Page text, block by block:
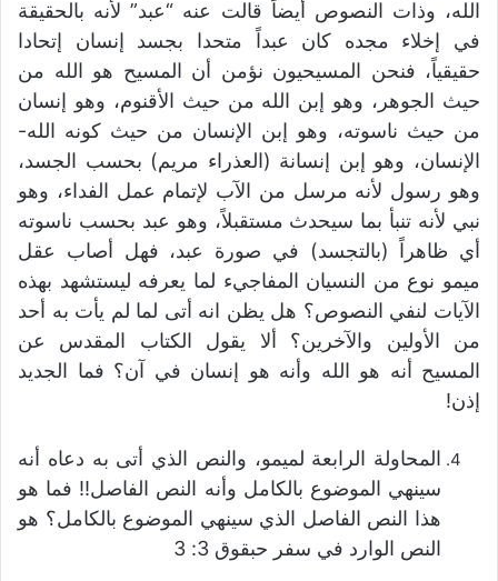
الله، وذات النصوص أيضاً قالت عنه “عبد” لأنه بالحقيقة
في إخلاء مجده كان عبداً متحدا بجسد إنسان إتحادا
حقيقياً، فنحن المسيحيون نؤمن أن المسيح هو الله من
حيث الجوهر، وهو إبن الله من حيث الأقنوم، وهو إنسان
من حيث ناسوته، وهو إبن الإنسان من حيث كونه الله-
الإنسان، وهو إبن إنسانة (العذراء مريم) بحسب الجسد،
وهو رسول لأنه مرسل من الآب لإتمام عمل الفداء، وهو
نبي لأنه تنبأ بما سيحدث مستقبلاً، وهو عبد بحسب ناسوته
أي ظاهراً (بالتجسد) في صورة عبد، فهل أصاب عقل
ميمو نوع من النسيان المفاجيء لما يعرفه ليستشهد بهذه
الآيات لنفي النصوص؟ هل يظن انه أتى لما لم يأت به أحد
من الأولين والآخرين؟ ألا يقول الكتاب المقدس عن
المسيح أنه هو الله وأنه هو إنسان في آن؟ فما الجديد
إذن!
المحاولة الرابعة لميمو، والنص الذي أتى به دعاه أنه
سينهي الموضوع بالكامل وأنه النص الفاصل!! فما هو
هذا النص الفاصل الذي سينهي الموضوع بالكامل؟ هو
النص الوارد في سفر حبقوق 3: 3